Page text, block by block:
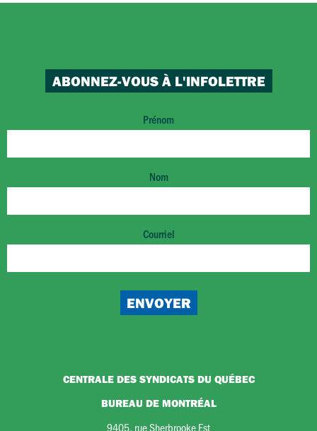
ABONNEZ-VOUS À L'INFOLETTRE
Prénom
Nom
Courriel
CENTRALE DES SYNDICATS DU QUÉBEC
BUREAU DE MONTRÉAL
9405, rue Sherbrooke Est